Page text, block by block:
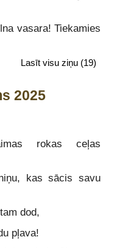
vasara! Tiekamies
Lasīt visu ziņu (19)
2025
rokas ceļas
kas sācis savu
dod,
pļava!